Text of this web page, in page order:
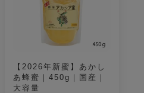
【2026年新蜜】あかし
あ蜂蜜｜450g｜国産｜
大容量